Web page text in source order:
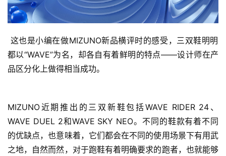
都以“WAVE”为名，却各自有着鲜明的特点——设计师在产
品区分化上做得相当成功。
MIZUNO近期推出的三双新鞋包括WAVE RIDER 24、
WAVE DUEL 2和WAVE SKY NEO。不同的鞋款有着不同
的优缺点，也意味着，它们都会在不同的使用场景下有用武
之地，自然而然，对于跑鞋有着明确要求的跑者，也就能够